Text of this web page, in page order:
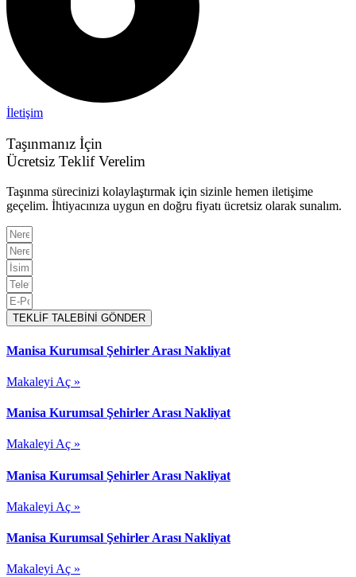
İletişim
Taşınmanız İçin
Ücretsiz Teklif Verelim
Taşınma sürecinizi kolaylaştırmak için sizinle hemen iletişime
geçelim. İhtiyacınıza uygun en doğru fiyatı ücretsiz olarak sunalım.
TEKLİF TALEBİNİ GÖNDER
Manisa Kurumsal Şehirler Arası Nakliyat
Makaleyi Aç »
Manisa Kurumsal Şehirler Arası Nakliyat
Makaleyi Aç »
Manisa Kurumsal Şehirler Arası Nakliyat
Makaleyi Aç »
Manisa Kurumsal Şehirler Arası Nakliyat
Makaleyi Aç »